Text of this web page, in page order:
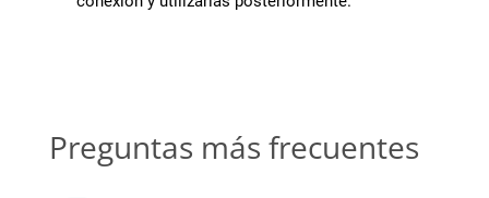
Preguntas más frecuentes